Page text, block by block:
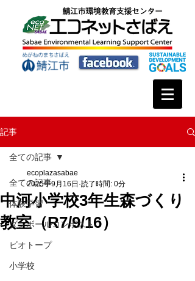
記事
全ての記事
体験学習
ダンボールコンポスト
ビオトープ
小学校
全ての記事
中河小学校3年生森づくり
教室（R7/9/16）
ecoplazasabae
2025年9月16日 読了時間: 0分